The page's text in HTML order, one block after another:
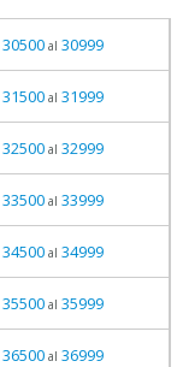
30500al 30999
31500al 31999
32500al 32999
33500al 33999
34500al 34999
35500al 35999
36500al 36999